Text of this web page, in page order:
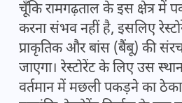
चूँकि रामगढ़ताल के इस क्षेत्र में
करना संभव नहीं है, इसलिए
प्राकृतिक और बांस (बैंबू) की
जाएगा। रेस्टोरेंट के लिए उस
वर्तमान में मछली पकड़ने का ठेका